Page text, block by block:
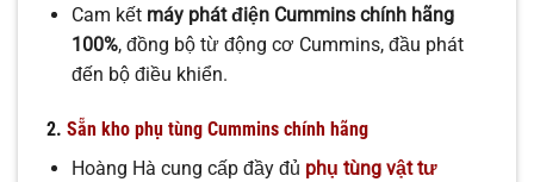
Cam kết máy phát điện Cummins chính hãng
100%, đồng bộ từ động cơ Cummins, đầu phát
đến bộ điều khiển.
2. Sẵn kho phụ tùng Cummins chính hãng
Hoàng Hà cung cấp đầy đủ phụ tùng vật tư